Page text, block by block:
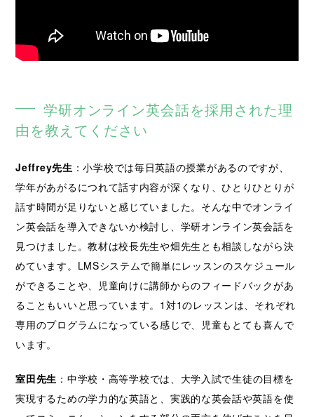
学研オンライン英会話を採用された理
由を教えてください
Jeffrey先生 ：小学校では毎日英語の授業があるのですが、
学年があがるにつれて話す内容が深くなり、ひとりひとりが
話す時間が足りないと感じていました。そんな中でオンライ
ン英会話を導入できないか検討し、学研オンライン英会話を
見つけました。教材は校長先生や畑先生とも相談しながら決
めています。LMSシステムで簡単にレッスンのスケジュール
ができることや、児童向けに講師からのフィードバックがあ
ることもいいと思っています。1対1のレッスンは、それぞれ
専用のプログラムになっている感じで、児童もとても喜んで
います。
室田先生 ：中学校・高等学校では、大学入試で生徒の目標を
実現するための学力的な英語と、実践的な英会話や英語を使